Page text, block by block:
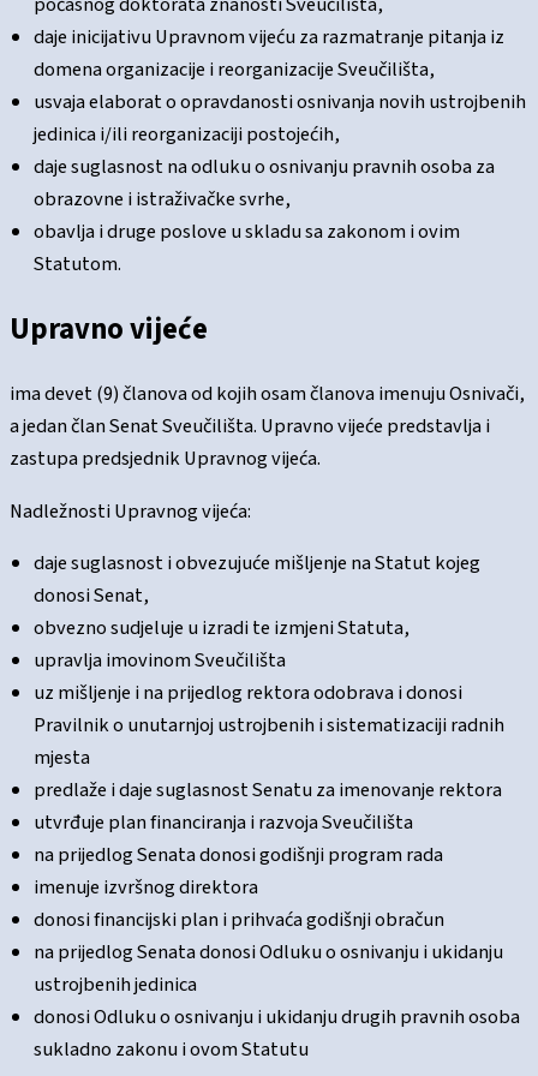
daje inicijativu Upravnom vijeću za razmatranje pitanja iz
domena organizacije i reorganizacije Sveučilišta,
usvaja elaborat o opravdanosti osnivanja novih ustrojbenih
jedinica i/ili reorganizaciji postojećih,
daje suglasnost na odluku o osnivanju pravnih osoba za
obrazovne i istraživačke svrhe,
obavlja i druge poslove u skladu sa zakonom i ovim
Statutom.
Upravno vijeće
ima devet (9) članova od kojih osam članova imenuju Osnivači,
a jedan član Senat Sveučilišta. Upravno vijeće predstavlja i
zastupa predsjednik Upravnog vijeća.
Nadležnosti Upravnog vijeća:
daje suglasnost i obvezujuće mišljenje na Statut kojeg
donosi Senat,
obvezno sudjeluje u izradi te izmjeni Statuta,
upravlja imovinom Sveučilišta
uz mišljenje i na prijedlog rektora odobrava i donosi
Pravilnik o unutarnjoj ustrojbenih i sistematizaciji radnih
mjesta
predlaže i daje suglasnost Senatu za imenovanje rektora
utvrđuje plan financiranja i razvoja Sveučilišta
na prijedlog Senata donosi godišnji program rada
imenuje izvršnog direktora
donosi financijski plan i prihvaća godišnji obračun
na prijedlog Senata donosi Odluku o osnivanju i ukidanju
ustrojbenih jedinica
donosi Odluku o osnivanju i ukidanju drugih pravnih osoba
sukladno zakonu i ovom Statutu